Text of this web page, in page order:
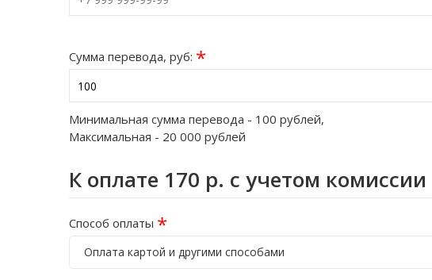
Сумма перевода, руб: *
Минимальная сумма перевода - 100 рублей,
Максимальная - 20 000 рублей
К оплате 170 р. с учетом комиссии
Способ оплаты *
Оплата картой и другими способами